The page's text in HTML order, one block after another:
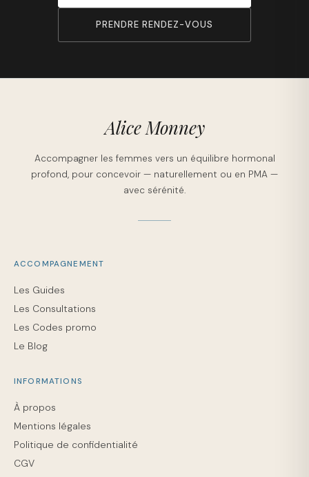
PRENDRE RENDEZ-VOUS
Alice Monney
Accompagner les femmes vers un équilibre hormonal
profond, pour concevoir — naturellement ou en PMA —
avec sérénité.
ACCOMPAGNEMENT
Les Guides
Les Consultations
Les Codes promo
Le Blog
INFORMATIONS
À propos
Mentions légales
Politique de confidentialité
CGV